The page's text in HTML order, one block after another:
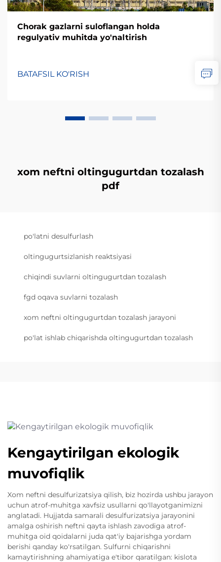
Chorak gazlarni suloflangan holda
regulyativ muhitda yo'naltirish
BATAFSIL KO'RISH
xom neftni oltingugurtdan tozalash
pdf
po'latni desulfurlash
oltingugurtsizlanish reaktsiyasi
chiqindi suvlarni oltingugurtdan tozalash
fgd oqava suvlarni tozalash
xom neftni oltingugurtdan tozalash jarayoni
po'lat ishlab chiqarishda oltingugurtdan tozalash
Kengaytirilgan ekologik
muvofiqlik
Xom neftni desulfurizatsiya qilish, biz hozirda ushbu jarayon
uchun atrof-muhitga xavfsiz usullarni qo'llayotganimizni
anglatadi. Hujjatda samarali desulfurizatsiya jarayonini
amalga oshirish neftni qayta ishlash zavodiga atrof-
muhitga oid qoidalarni juda qat'iy bajarishga yordam
berishi qanday ko'rsatilgan. Sulfurni chiqarishni
kamaytirishning ahamiyatiga e'tibor qaratilgan: kislota